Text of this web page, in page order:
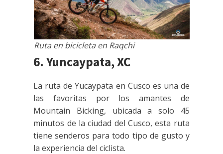
Ruta en bicicleta en Raqchi
6. Yuncaypata, XC
La ruta de Yucaypata en Cusco es una de
las favoritas por los amantes de
Mountain Bicking, ubicada a solo 45
minutos de la ciudad del Cusco, esta ruta
tiene senderos para todo tipo de gusto y
la experiencia del ciclista.